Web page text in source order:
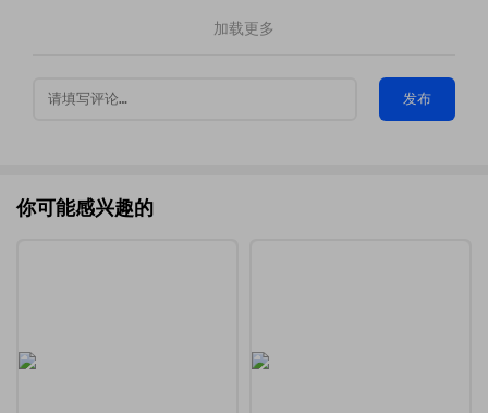
加载更多
发布
你可能感兴趣的